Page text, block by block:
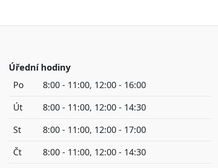
Úřední hodiny
Po
8:00 - 11:00, 12:00 - 16:00
Út
8:00 - 11:00, 12:00 - 14:30
St
8:00 - 11:00, 12:00 - 17:00
Čt
8:00 - 11:00, 12:00 - 14:30